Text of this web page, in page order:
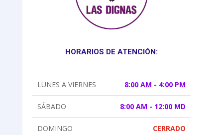
HORARIOS DE ATENCIÓN:
LUNES A VIERNES 8:00 AM - 4:00 PM
SÁBADO 8:00 AM - 12:00 MD
DOMINGO CERRADO